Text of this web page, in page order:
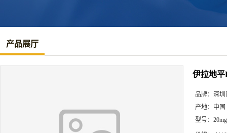
产品展厅
伊拉地
品牌： 深圳
产地： 中国
型号： 20mg